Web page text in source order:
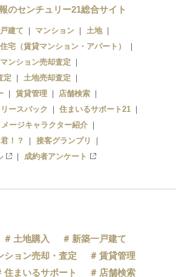
のセンチュリー21総合サイト
建て マンション
土地
宅（賃貸マンション・アパート）
ンション売却査定
定
土地売却査定
賃貸管理
店舗検索
リースバック
住まいるサポート21
メージキャラクター紹介
！？
接客グランプリ
成約者アンケート
土地購入
新築一戸建て
ション売却・査定
賃貸管理
住まいるサポート
店舗検索